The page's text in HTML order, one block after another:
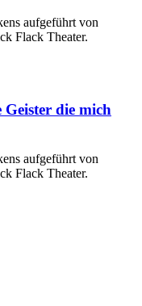
aufgeführt von
Flack Theater.
Geister die mich
aufgeführt von
Flack Theater.